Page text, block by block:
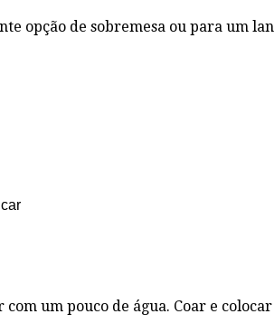
opção de sobremesa ou para um
um pouco de água. Coar e